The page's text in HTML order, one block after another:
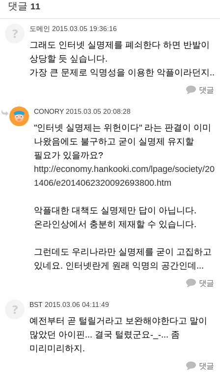
댓글 11
? 도메인 2015.03.05 19:36:16
그래도 인터넷 실명제를 폐쇠한다 하면 반발이
상당할 듯 싶습니다.
가장 큰 문제로 익명성을 이용한 악플이라던지..
댓글
CONORY2015.03.05 20:08:28
"인터넷 실명제는 위헌이다" 라는 판결이 이미
나왔음에도 불구하고 굳이 실명제 유지할
필요가 있을까요?
http://economy.hankooki.com/lpage/society/20
1406/e2014062320092693800.htm
악플대한 대책도 실명제만 답이 아닙니다.
온라인상에서 충분히 제재할 수 있습니다.
그런데도 우리나라만 실명제를 굳이 고집하고
있네요. 인터넷란게 원래 익명의 공간인데...
댓글
? BST 2015.03.06 04:11:49
예전부터 곧 털릴거라고 보완해야한다고 말이
많았던 아이핀... 결국 털렸군요-_-... 좀
미리미리하지.
댓글